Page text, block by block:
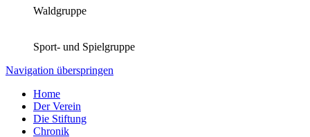
Waldgruppe
Sport- und Spielgruppe
Navigation überspringen
Home
Der Verein
Die Stiftung
Chronik